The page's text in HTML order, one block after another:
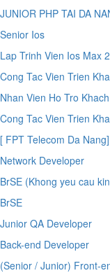
JUNIOR PHP TAI DA
Senior Ios
Lap Trinh Vien Ios Max
Cong Tac Vien Trien
Nhan Vien Ho Tro
Cong Tac Vien Trien
[ FPT Telecom Da
Network Developer
BrSE (Khong yeu cau
BrSE
Junior QA Developer
Back-end Developer
(Senior / Junior) Front-